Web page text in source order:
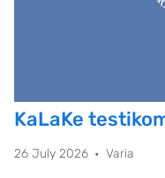
KaLaKe
26 July 2026 Varia